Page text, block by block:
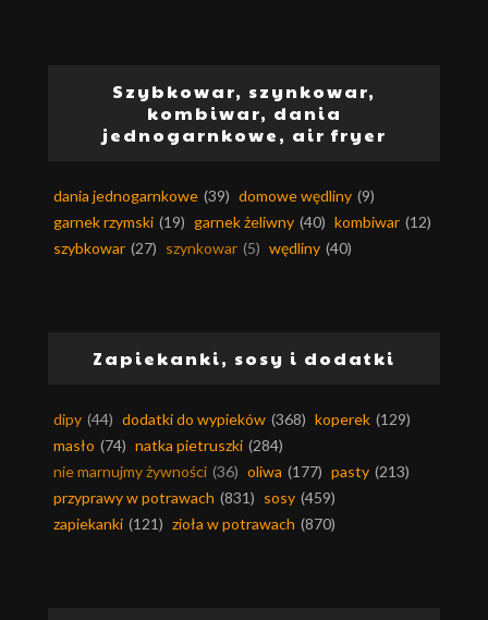
Szybkowar, szynkowar,
kombiwar, dania
jednogarnkowe, air fryer
dania jednogarnkowe (39) domowe wędliny (9)
garnek rzymski (19) garnek żeliwny (40) kombiwar (12)
szybkowar (27) szynkowar (5) wędliny (40)
Zapiekanki, sosy i dodatki
dipy (44) dodatki do wypieków (368) koperek (129)
masło (74) natka pietruszki (284)
nie marnujmy żywności (36) oliwa (177) pasty (213)
przyprawy w potrawach (831) sosy (459)
zapiekanki (121) zioła w potrawach (870)